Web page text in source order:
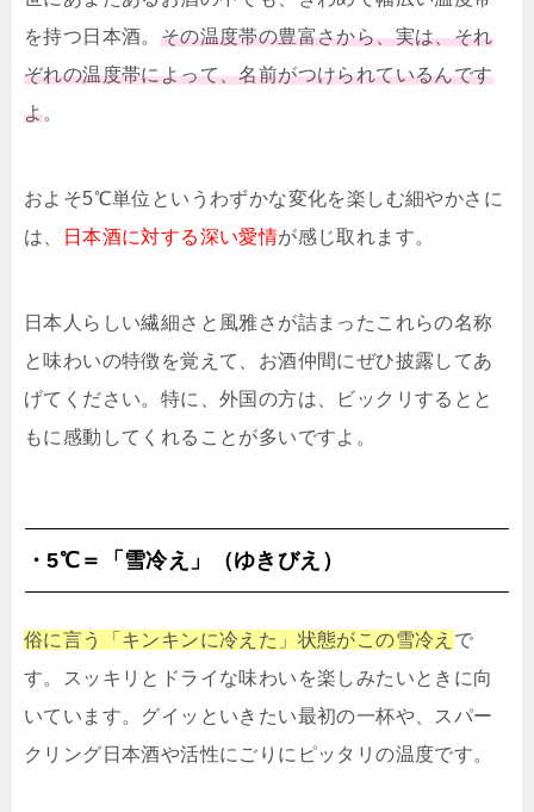
を持つ日本酒。 その温度帯の豊富さから、実は、それ
ぞれの温度帯によって、名前がつけられているんです
よ。
およそ5℃単位というわずかな変化を楽しむ細やかさに
は、
日本酒に対する深い愛情が感じ取れます。
日本人らしい繊細さと風雅さが詰まったこれらの名称
と味わいの特徴を覚えて、お酒仲間にぜひ披露してあ
げてください。特に、外国の方は、ビックリするとと
もに感動してくれることが多いですよ。
・5℃＝「雪冷え」（ゆきびえ）
俗に言う「キンキンに冷えた」状態がこの雪冷え で
す。スッキリとドライな味わいを楽しみたいときに向
いています。グイッといきたい最初の一杯や、スパー
クリング日本酒や活性にごりにピッタリの温度です。